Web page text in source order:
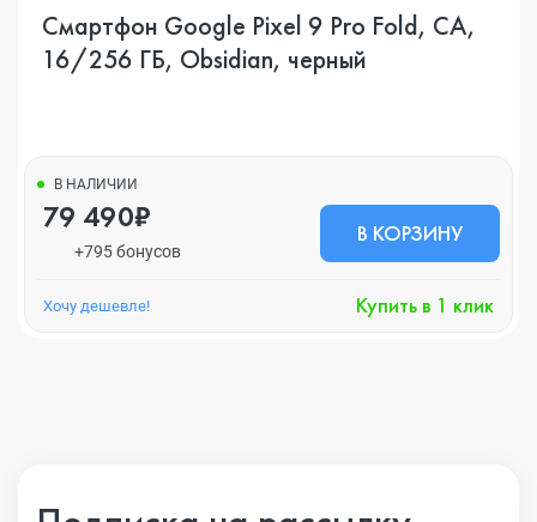
Смартфон Google Pixel 9 Pro Fold, CA,
16/256 ГБ, Obsidian, черный
В НАЛИЧИИ
79 490₽
+795 бонусов
В КОРЗИНУ
Хочу дешевле! Купить в 1 клик